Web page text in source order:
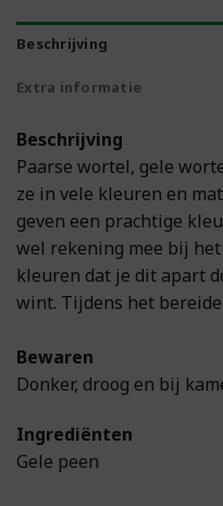
Beschrijving
Extra informatie
Beschrijving
Paarse wortel, gele
ze in vele kleuren en
geven een prachtige
wel rekening mee bij
kleuren dat je dit apart
wint. Tijdens het
Bewaren
Donker, droog en bij
Ingrediënten
Gele peen